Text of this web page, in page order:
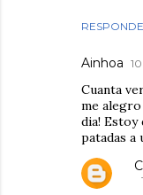
Ainhoa
Cuanta
me
dia! Estoy
patadas a